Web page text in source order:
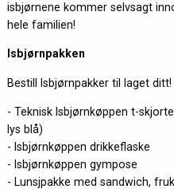
isbjørnene kommer selvsagt
hele familien!
Isbjørnpakken
Bestill Isbjørnpakker til laget
- Teknisk Isbjørnkøppen t-
lys blå)
- Isbjørnkøppen drikkeflaske
- Isbjørnkøppen gympose
- Lunsjpakke med sandwich,